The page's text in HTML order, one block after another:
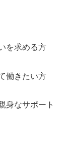
を求める方
働きたい方
身なサポート